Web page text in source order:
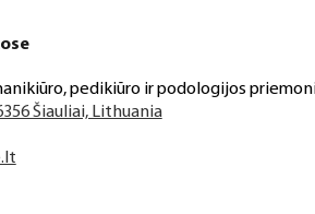
produkcija
kokybės produktus nagams,
pedikiūro ir podologijos
Šiauliai, Lithuania